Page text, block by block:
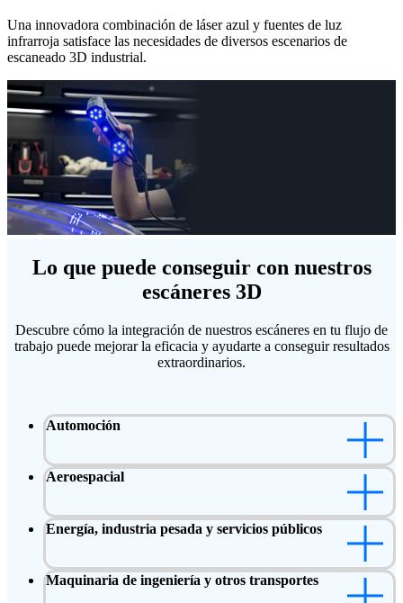
Una innovadora combinación de láser azul y fuentes de luz
infrarroja satisface las necesidades de diversos escenarios de
escaneado 3D industrial.
Lo que puede conseguir con nuestros
escáneres 3D
Descubre cómo la integración de nuestros escáneres en tu flujo de
trabajo puede mejorar la eficacia y ayudarte a conseguir resultados
extraordinarios.
Automoción
Aeroespacial
Energía, industria pesada y servicios públicos
Maquinaria de ingeniería y otros transportes